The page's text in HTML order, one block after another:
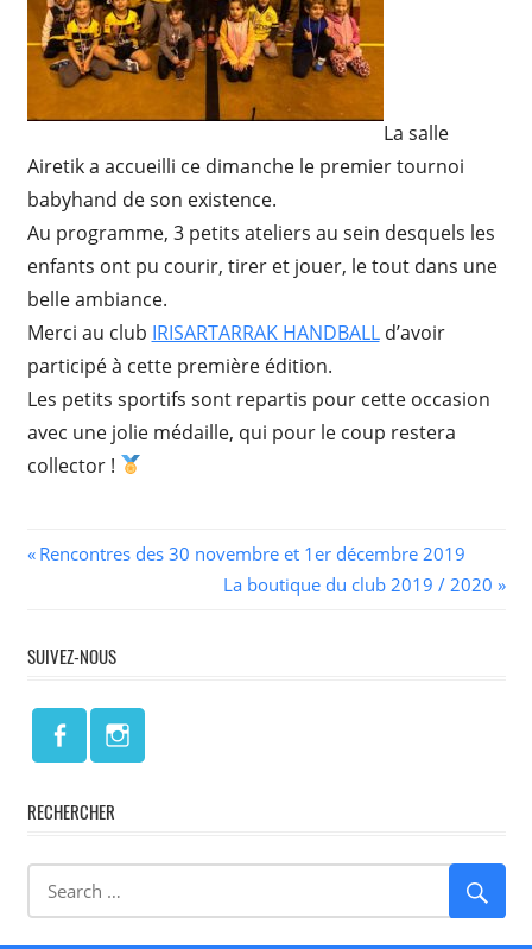
La salle
Airetik a accueilli ce dimanche le premier tournoi
babyhand de son existence.
Au programme, 3 petits ateliers au sein desquels les
enfants ont pu courir, tirer et jouer, le tout dans une
belle ambiance.
Merci au club IRISARTARRAK HANDBALLd’avoir
participé à cette première édition.
Les petits sportifs sont repartis pour cette occasion
avec une jolie médaille, qui pour le coup restera
collector !
Navigation
l’article
Previous
Rencontres des 30 novembre et 1er décembre 2019
Next
La boutique du club 2019 / 2020
SUIVEZ-NOUS
RECHERCHER